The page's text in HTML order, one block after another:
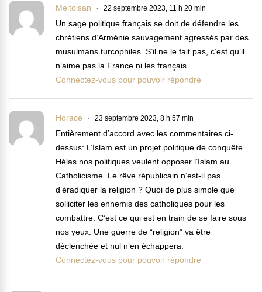
Meltoisan 22 septembre 2023, 11 h 20 min
Un sage politique français se doit de défendre les
chrétiens d’Arménie sauvagement agressés par des
musulmans turcophiles. S’il ne le fait pas, c’est qu’il
n’aime pas la France ni les français.
Connectez-vous pour pouvoir répondre
Horace 23 septembre 2023, 8 h 57 min
Entièrement d’accord avec les commentaires ci-
dessus: L’Islam est un projet politique de conquête.
Hélas nos politiques veulent opposer l’Islam au
Catholicisme. Le rêve républicain n’est-il pas
d’éradiquer la religion ? Quoi de plus simple que
solliciter les ennemis des catholiques pour les
combattre. C’est ce qui est en train de se faire sous
nos yeux. Une guerre de “religion” va être
déclenchée et nul n’en échappera.
Connectez-vous pour pouvoir répondre